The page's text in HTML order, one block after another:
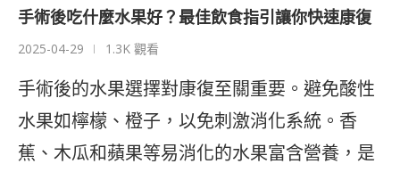
手術後吃什麼水果好？最佳飲食指引讓你快速康復
2025-04-29 1.3K 觀看
手術後的水果選擇對康復至關重要。避免酸性
水果如檸檬、橙子，以免刺激消化系統。香
蕉、木瓜和蘋果等易消化的水果富含營養，是